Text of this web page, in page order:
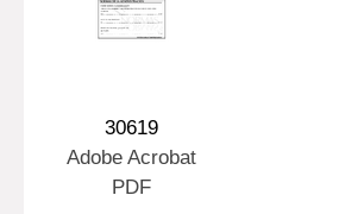
30619
Adobe Acrobat
PDF